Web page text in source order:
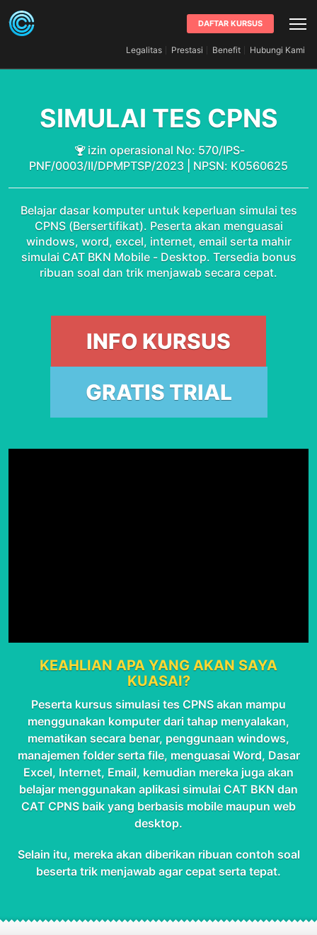
DAFTAR KURSUS
Legalitas Prestasi Benefit Hubungi Kami
SIMULAI TES CPNS
izin operasional No: 570/IPS-
PNF/0003/II/DPMPTSP/2023 | NPSN: K0560625
Belajar dasar komputer untuk keperluan simulai tes
CPNS (Bersertifikat). Peserta akan menguasai
windows, word, excel, internet, email serta mahir
simulai CAT BKN Mobile - Desktop. Tersedia bonus
ribuan soal dan trik menjawab secara cepat.
INFO KURSUS
GRATIS TRIAL
KEAHLIAN APA YANG AKAN SAYA
KUASAI?
Peserta kursus simulasi tes CPNS akan mampu
menggunakan komputer dari tahap menyalakan,
mematikan secara benar, penggunaan windows,
manajemen folder serta file, menguasai Word, Dasar
Excel, Internet, Email, kemudian mereka juga akan
belajar menggunakan aplikasi simulai CAT BKN dan
CAT CPNS baik yang berbasis mobile maupun web
desktop.
Selain itu, mereka akan diberikan ribuan contoh soal
beserta trik menjawab agar cepat serta tepat.